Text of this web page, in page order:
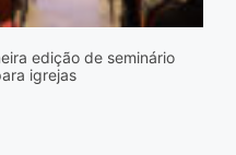
edição de seminário
igrejas